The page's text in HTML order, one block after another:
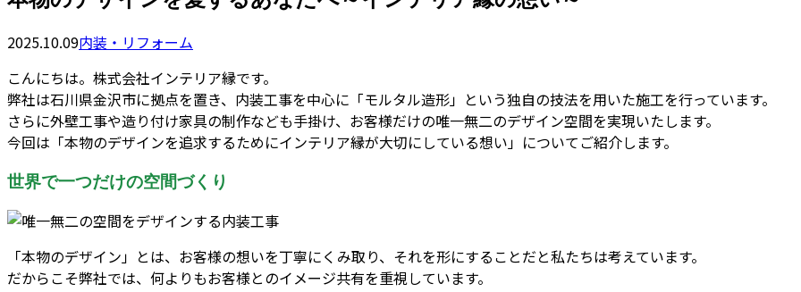
2025.10.09内装・リフォーム
こんにちは。株式会社インテリア縁です。
弊社は石川県金沢市に拠点を置き、内装工事を中心に「モルタル造形」という独自の技法を用いた施工を行っています。
さらに外壁工事や造り付け家具の制作なども手掛け、お客様だけの唯一無二のデザイン空間を実現いたします。
今回は「本物のデザインを追求するためにインテリア縁が大切にしている想い」についてご紹介します。
世界で一つだけの空間づくり
「本物のデザイン」とは、お客様の想いを丁寧にくみ取り、それを形にすることだと私たちは考えています。
だからこそ弊社では、何よりもお客様とのイメージ共有を重視しています。